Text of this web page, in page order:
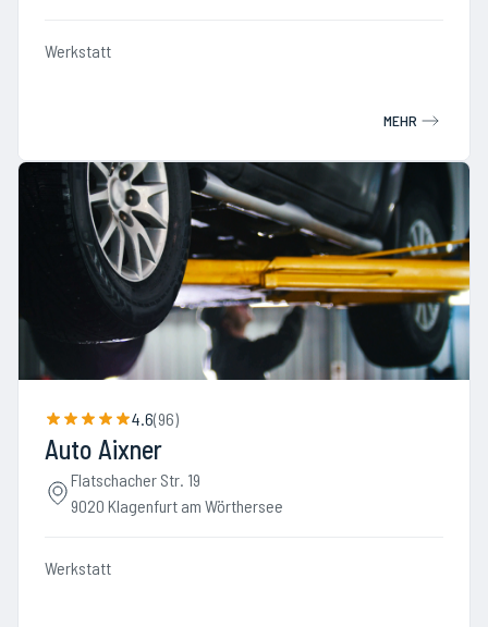
Werkstatt
MEHR
4.6(96)
Auto Aixner
Flatschacher Str. 19
9020 Klagenfurt am Wörthersee
Werkstatt